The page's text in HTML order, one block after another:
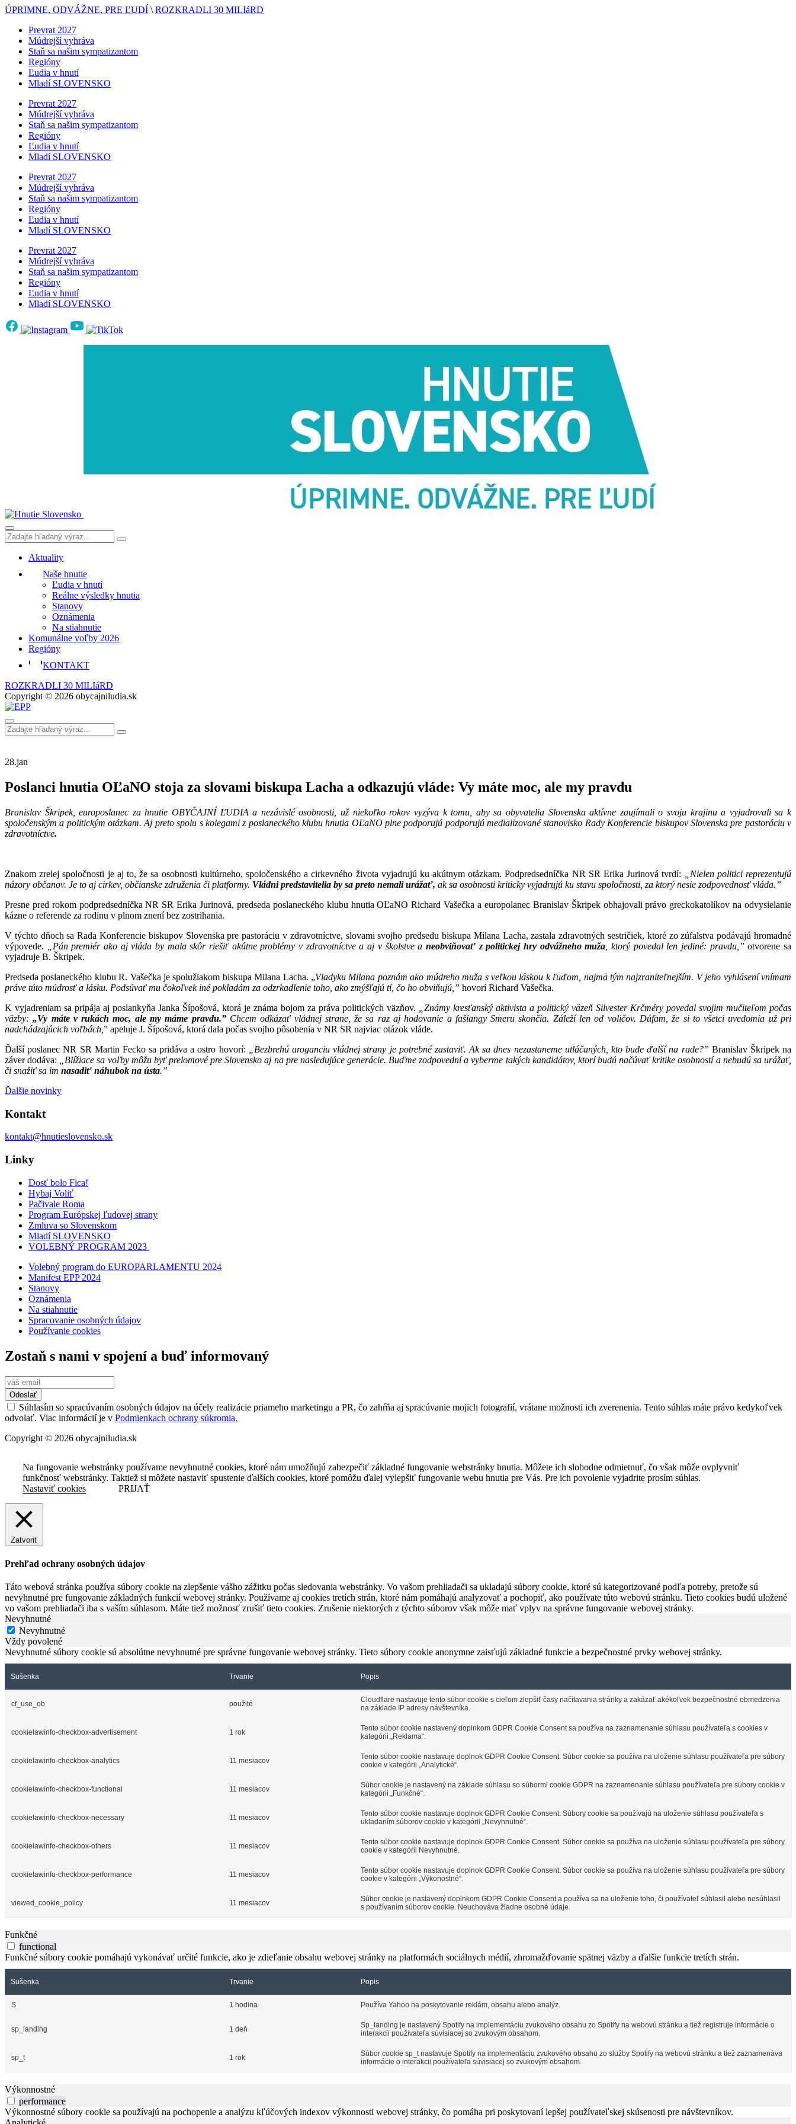
ÚPRIMNE, ODVÁŽNE, PRE ĽUDÍ \ ROZKRADLI 30 MILIáRD
Prevrat 2027
Múdrejší vyhráva
Staň sa našim sympatizantom
Regióny
Ľudia v hnutí
Mladí SLOVENSKO
Prevrat 2027
Múdrejší vyhráva
Staň sa našim sympatizantom
Regióny
Ľudia v hnutí
Mladí SLOVENSKO
Prevrat 2027
Múdrejší vyhráva
Staň sa našim sympatizantom
Regióny
Ľudia v hnutí
Mladí SLOVENSKO
Prevrat 2027
Múdrejší vyhráva
Staň sa našim sympatizantom
Regióny
Ľudia v hnutí
Mladí SLOVENSKO
Aktuality
Naše hnutie
Ľudia v hnutí
Reálne výsledky hnutia
Stanovy
Oznámenia
Na stiahnutie
Komunálne voľby 2026
Regióny
KONTAKT
ROZKRADLI 30 MILIáRD
Copyright © 2026 obycajniludia.sk
28.jan
Poslanci hnutia OĽaNO stoja za slovami biskupa Lacha a odkazujú vláde: Vy máte moc, ale my pravdu
Branislav Škripek, europoslanec za hnutie OBYČAJNÍ ĽUDIA a nezávislé osobnosti, už niekoľko rokov vyzýva k tomu, aby sa obyvatelia Slovenska aktívne zaujímali o svoju krajinu a vyjadrovali sa k
spoločenským a politickým otázkam. Aj preto spolu s kolegami z poslaneckého klubu hnutia OĽaNO plne podporujú podporujú medializované stanovisko Rady Konferencie biskupov Slovenska pre pastoráciu v
zdravotníctve.
Znakom zrelej spoločnosti je aj to, že sa osobnosti kultúrneho, spoločenského a cirkevného života vyjadrujú ku akútnym otázkam. Podpredsedníčka NR SR Erika Jurinová tvrdí:
„Nielen politici reprezentujú
názory občanov. Je to aj cirkev, občianske združenia či platformy. Vládni predstavitelia by sa preto nemali urážať, ak sa osobnosti kriticky vyjadrujú ku stavu spoločnosti, za ktorý nesie zodpovednosť vláda.”
Presne pred rokom podpredsedníčka NR SR Erika Jurinová, predseda poslaneckého klubu hnutia OĽaNO Richard Vašečka a europolanec Branislav Škripek obhajovali právo greckokatolíkov na odvysielanie
kázne o referende za rodinu v plnom znení bez zostrihania.
V týchto dňoch sa Rada Konferencie biskupov Slovenska pre pastoráciu v zdravotníctve, slovami svojho predsedu biskupa Milana Lacha, zastala zdravotných sestričiek, ktoré zo zúfalstva podávajú hromadné
výpovede.
„Pán premiér ako aj vláda by mala skôr riešiť akútne problémy v zdravotníctve a aj v školstve a neobviňovať z politickej hry odvážneho muža , ktorý povedal len jediné: pravdu,” otvorene sa
vyjadruje B. Škripek.
Predseda poslaneckého klubu R. Vašečka je spolužiakom biskupa Milana Lacha. „Vladyku Milana poznám ako múdreho muža s veľkou láskou k ľuďom, najmä tým najzraniteľnejším. V jeho vyhlásení vnímam
práve túto múdrosť a lásku. Podsúvať mu čokoľvek iné pokladám za odzrkadlenie toho, ako zmýšľajú tí, čo ho obviňujú,” hovorí Richard Vašečka.
K vyjadreniam sa pripája aj poslankyňa Janka Šípošová, ktorá je známa bojom za práva politických väzňov.
„Známy kresťanský aktivista a politický väzeň Silvester Krčméry povedal svojim mučiteľom počas
väzby:„Vy máte v rukách moc, ale my máme pravdu.”Chcem odkázať vládnej strane, že sa raz aj hodovanie a fašiangy Smeru skončia. Záleží len od voličov. Dúfam, že si to všetci uvedomia už pri
nadchádzajúcich voľbách, ” apeluje J. Šípošová, ktorá dala počas svojho pôsobenia v NR SR najviac otázok vláde.
Ďalší poslanec NR SR Martin Fecko sa pridáva a ostro hovorí:
„Bezbrehú aroganciu vládnej strany je potrebné zastaviť. Ak sa dnes nezastaneme utláčaných, kto bude ďalší na rade?” Branislav Škripek na
záver dodáva:
„Blížiace sa voľby môžu byť prelomové pre Slovensko aj na pre nasledujúce generácie. Buďme zodpovední a vyberme takých kandidátov, ktorí budú načúvať kritike osobností a nebudú sa urážať,
či snažiť sa im nasadiť náhubok na ústa.”
Ďalšie novinky
Kontakt
kontakt@hnutieslovensko.sk
Linky
Dosť bolo Fica!
Hybaj Voliť
Pačivale Roma
Program Európskej ľudovej strany
Zmluva so Slovenskom
Mladí SLOVENSKO
VOLEBNÝ PROGRAM 2023
Volebný program do EUROPARLAMENTU 2024
Manifest EPP 2024
Stanovy
Oznámenia
Na stiahnutie
Spracovanie osobných údajov
Používanie cookies
Zostaň s nami v spojení a buď informovaný
Odoslať
Súhlasím so spracúvaním osobných údajov na účely realizácie priameho marketingu a PR, čo zahŕňa aj spracúvanie mojich fotografií, vrátane možnosti ich zverenenia. Tento súhlas máte právo kedykoľvek
odvolať. Viac informácií je v Podmienkach ochrany súkromia.
Copyright © 2026 obycajniludia.sk
Na fungovanie webstránky používame nevyhnutné cookies, ktoré nám umožňujú zabezpečiť základné fungovanie webstránky hnutia. Môžete ich slobodne odmietnuť, čo však môže ovplyvniť
funkčnosť webstránky. Taktiež si môžete nastaviť spustenie ďalších cookies, ktoré pomôžu ďalej vylepšiť fungovanie webu hnutia pre Vás. Pre ich povolenie vyjadrite prosím súhlas.
Nastaviť cookies
PRIJAŤ
Zatvoriť
Prehľad ochrany osobných údajov
Táto webová stránka používa súbory cookie na zlepšenie vášho zážitku počas sledovania webstránky. Vo vašom prehliadači sa ukladajú súbory cookie, ktoré sú kategorizované podľa potreby, pretože sú
nevyhnutné pre fungovanie základných funkcií webovej stránky. Používame aj cookies tretích strán, ktoré nám pomáhajú analyzovať a pochopiť, ako používate túto webovú stránku. Tieto cookies budú uložené
vo vašom prehliadači iba s vaším súhlasom. Máte tiež možnosť zrušiť tieto cookies. Zrušenie niektorých z týchto súborov však môže mať vplyv na správne fungovanie webovej stránky.
Nevyhnutné
Nevyhnutné
Vždy povolené
Nevyhnutné súbory cookie sú absolútne nevyhnutné pre správne fungovanie webovej stránky. Tieto súbory cookie anonymne zaisťujú základné funkcie a bezpečnostné prvky webovej stránky.
Sušenka Trvanie Popis
cf_use_ob použité
Cloudflare nastavuje tento súbor cookie s cieľom zlepšiť časy načítavania stránky a zakázať akékoľvek bezpečnostné obmedzenia
na základe IP adresy návštevníka.
cookielawinfo-checkbox-advertisement 1 rok
Tento súbor cookie nastavený doplnkom GDPR Cookie Consent sa používa na zaznamenanie súhlasu používateľa s cookies v
kategórii „Reklama“.
cookielawinfo-checkbox-analytics 11 mesiacov
Tento súbor cookie nastavuje doplnok GDPR Cookie Consent. Súbor cookie sa používa na uloženie súhlasu používateľa pre súbory
cookie v kategórii „Analytické“.
cookielawinfo-checkbox-functional 11 mesiacov
Súbor cookie je nastavený na základe súhlasu so súbormi cookie GDPR na zaznamenanie súhlasu používateľa pre súbory cookie v
kategórii „Funkčné“.
cookielawinfo-checkbox-necessary 11 mesiacov
Tento súbor cookie nastavuje doplnok GDPR Cookie Consent. Súbory cookie sa používajú na uloženie súhlasu používateľa s
ukladaním súborov cookie v kategórii „Nevyhnutné“.
cookielawinfo-checkbox-others 11 mesiacov
Tento súbor cookie nastavuje doplnok GDPR Cookie Consent. Súbor cookie sa používa na uloženie súhlasu používateľa pre súbory
cookie v kategórii Nevyhnutné.
cookielawinfo-checkbox-performance 11 mesiacov
Tento súbor cookie nastavuje doplnok GDPR Cookie Consent. Súbor cookie sa používa na uloženie súhlasu používateľa pre súbory
cookie v kategórii „Výkonostné“.
viewed_cookie_policy 11 mesiacov
Súbor cookie je nastavený doplnkom GDPR Cookie Consent a používa sa na uloženie toho, či používateľ súhlasil alebo nesúhlasil
s používaním súborov cookie. Neuchováva žiadne osobné údaje.
Funkčné
functional
Funkčné súbory cookie pomáhajú vykonávať určité funkcie, ako je zdieľanie obsahu webovej stránky na platformách sociálnych médií, zhromažďovanie spätnej väzby a ďalšie funkcie tretích strán.
Sušenka Trvanie Popis
S 1 hodina Používa Yahoo na poskytovanie reklám, obsahu alebo analýz.
sp_landing 1 deň
Sp_landing je nastavený Spotify na implementáciu zvukového obsahu zo Spotify na webovú stránku a tiež registruje informácie o
interakcii používateľa súvisiacej so zvukovým obsahom.
sp_t 1 rok
Súbor cookie sp_t nastavuje Spotify na implementáciu zvukového obsahu zo služby Spotify na webovú stránku a tiež zaznamenáva
informácie o interakcii používateľa súvisiacej so zvukovým obsahom.
Výkonnostné
performance
Výkonnostné súbory cookie sa používajú na pochopenie a analýzu kľúčových indexov výkonnosti webovej stránky, čo pomáha pri poskytovaní lepšej používateľskej skúsenosti pre návštevníkov.